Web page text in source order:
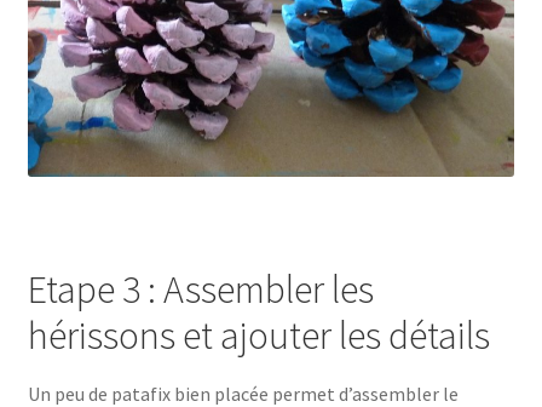
Etape 3 : Assembler les
hérissons et ajouter les détails
Un peu de patafix bien placée permet d’assembler le